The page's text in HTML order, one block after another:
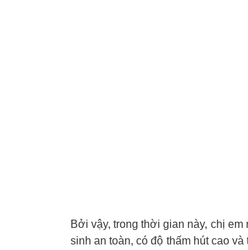
Bởi vậy, trong thời gian này, chị
sinh an toàn, có độ thấm hút cao